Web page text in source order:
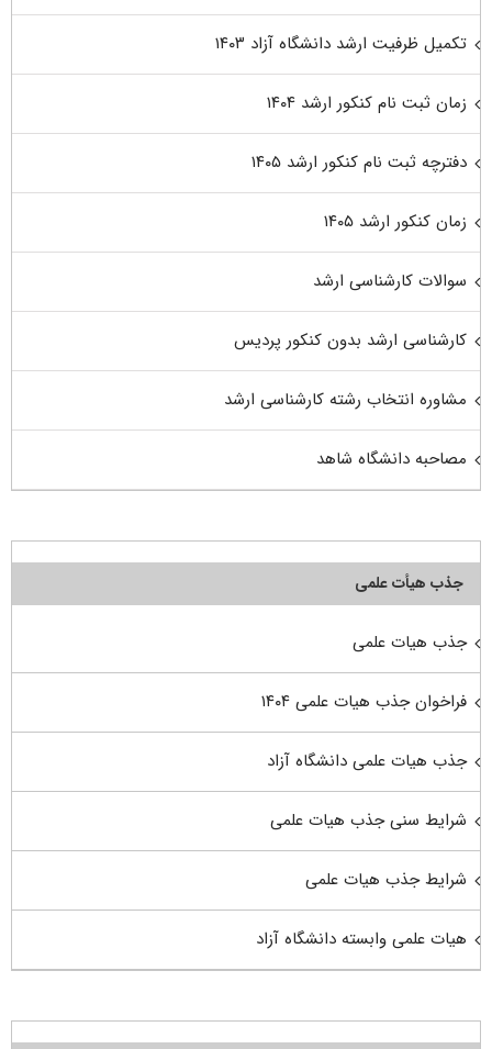
تکمیل ظرفیت ارشد دانشگاه آزاد ۱۴۰۳
زمان ثبت نام کنکور ارشد ۱۴۰۴
دفترچه ثبت نام کنکور ارشد ۱۴۰۵
زمان کنکور ارشد ۱۴۰۵
سوالات کارشناسی ارشد
کارشناسی ارشد بدون کنکور پردیس
مشاوره انتخاب رشته کارشناسی ارشد
مصاحبه دانشگاه شاهد
جذب هیأت علمی
جذب هیات علمی
فراخوان جذب هیات علمی ۱۴۰۴
جذب هیات علمی دانشگاه آزاد
شرایط سنی جذب هیات علمی
شرایط جذب هیات علمی
هیات علمی وابسته دانشگاه آزاد